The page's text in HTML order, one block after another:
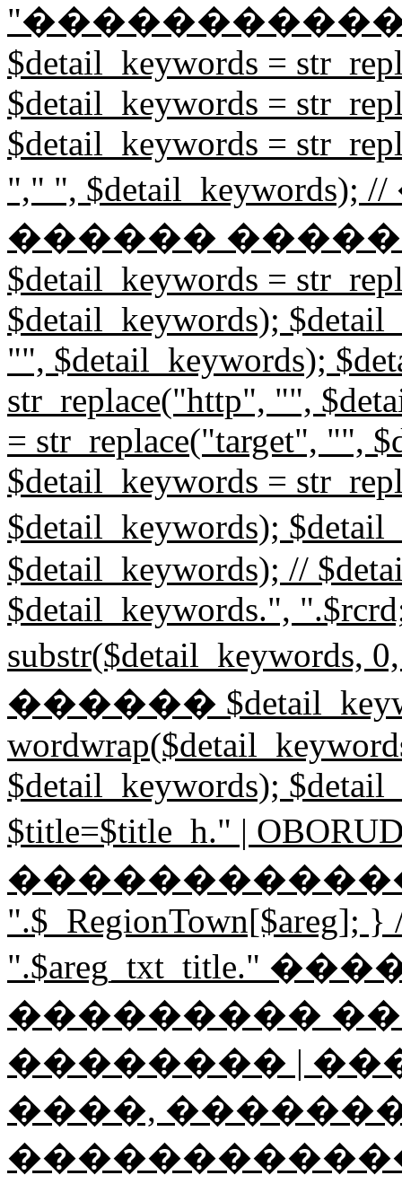
$detail_keywords =
$detail_keywords =
$detail_keywords =
"," ",
������
$detail_keywords =
$detail_keywords);
"", $detail_keywords);
str_replace("http", "",
= str_replace("target", "",
$detail_keywords =
$detail_keywords);
$detail_keywords); //
$detail_keywords.",
������
$detail_keywords);
$title=$title_h." |
������������"; if
".$_RegionTown[$areg];
".$areg_txt_title."
���������
�������� |
����,